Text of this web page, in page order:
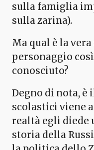
sulla famiglia
sulla zarina).
Ma qual è la
personaggio
conosciuto?
Degno di nota, è
scolastici viene
realtà egli diede
storia della